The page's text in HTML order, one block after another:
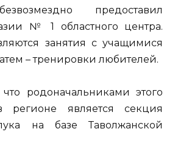
предоставил
№ 1 областного центра.
занятия с учащимися
– тренировки любителей.
что родоначальниками этого
регионе является секция
на базе Таволжанской